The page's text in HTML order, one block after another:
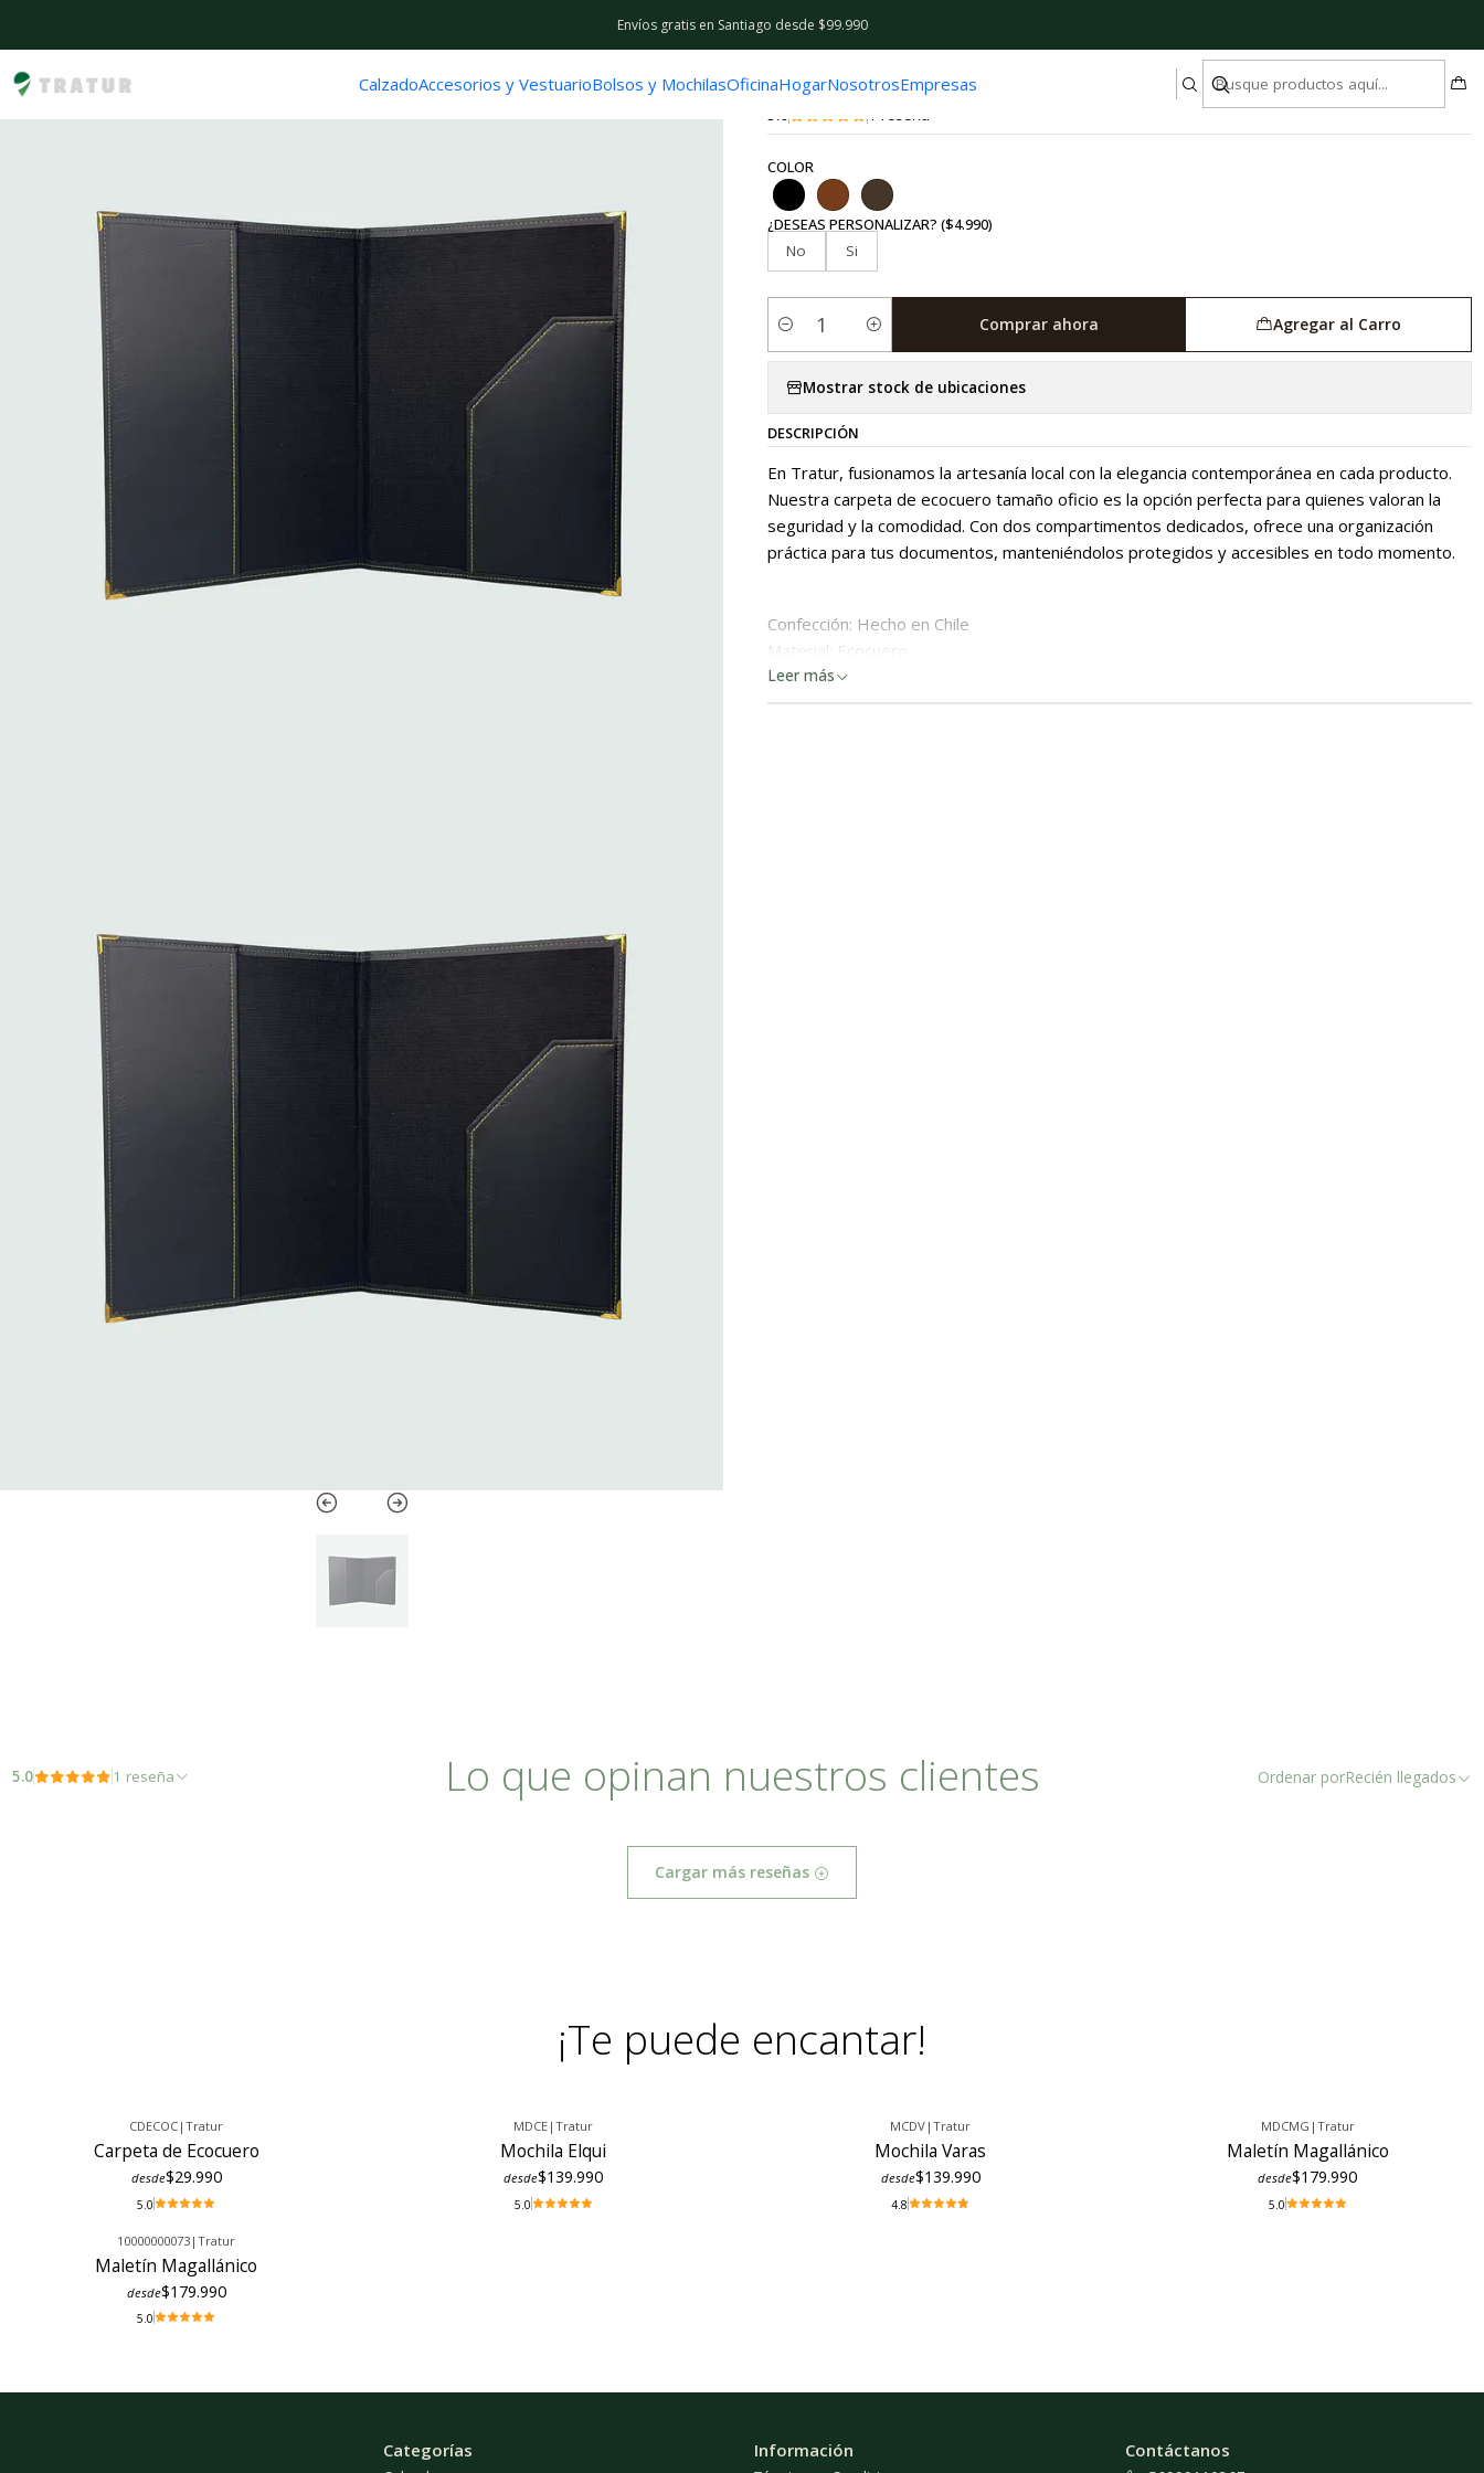
CalzadoAccesorios y VestuarioBolsos y MochilasOficinaHogarNosotrosEmpresas
Envíos gratis en Santiago desde $99.990
|
Carpeta de Ecocuero
5.0 1 reseña
COLOR
¿DESEAS PERSONALIZAR? ($4.990)
No
Si
Cantidad
Agregar al Carro
Comprar ahora
Mostrar stock de ubicaciones
DESCRIPCIÓN
En Tratur, fusionamos la artesanía local con la elegancia contemporánea en cada producto.
Nuestra carpeta de ecocuero tamaño oficio es la opción perfecta para quienes valoran la
seguridad y la comodidad. Con dos compartimentos dedicados, ofrece una organización
práctica para tus documentos, manteniéndolos protegidos y accesibles en todo momento.
Confección: Hecho en Chile
Material: Ecocuero
Leer más
Lo que opinan nuestros clientes
5.0 1 reseña Ordenar porRecién llegados
Cargar más reseñas
¡Te puede encantar!
CDECOC |Tratur
Carpeta de Ecocuero
desde$29.990
5.0
MDCE |Tratur
Mochila Elqui
desde$139.990
5.0
MCDV |Tratur
Mochila Varas
desde$139.990
4.8
MDCMG | Tratur
Maletín Magallánico
desde$179.990
5.0
10000000073 |Tratur
Maletín Magallánico
desde$179.990
5.0
Categorías Información Contáctanos